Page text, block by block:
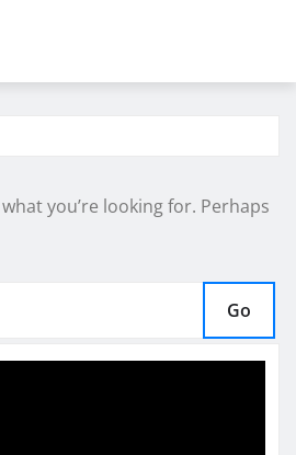
you’re looking for. Perhaps
Go